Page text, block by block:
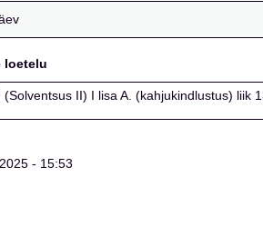
loetelu
II) I lisa A. (kahjukindlustus) liik
- 15:53